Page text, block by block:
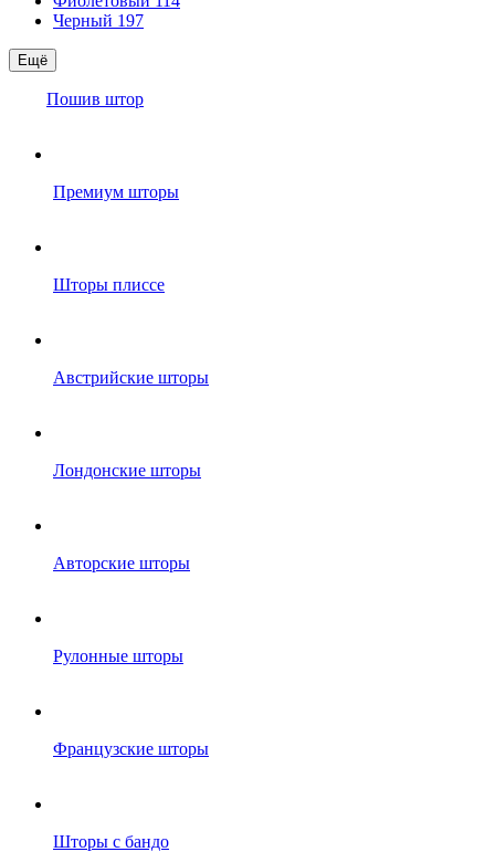
Черный 197
Ещё
Пошив штор
Премиум шторы
Шторы плиссе
Австрийские шторы
Лондонские шторы
Авторские шторы
Рулонные шторы
Французские шторы
Шторы с бандо